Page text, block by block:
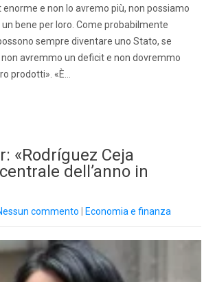
e non lo avremo più, non possiamo
bene per loro. Come probabilmente
sempre diventare uno Stato, se
avremmo un deficit e non dovremmo
prodotti». «È…
«Rodríguez Ceja
dell’anno in
commento Economia e finanza